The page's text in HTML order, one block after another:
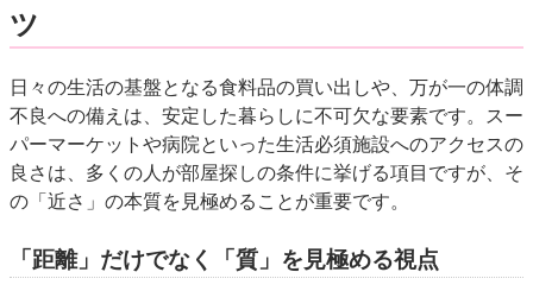
ツ
日々の生活の基盤となる食料品の買い出しや、万が一の体調
不良への備えは、安定した暮らしに不可欠な要素です。スー
パーマーケットや病院といった生活必須施設へのアクセスの
良さは、多くの人が部屋探しの条件に挙げる項目ですが、そ
の「近さ」の本質を見極めることが重要です。
「距離」だけでなく「質」を見極める視点